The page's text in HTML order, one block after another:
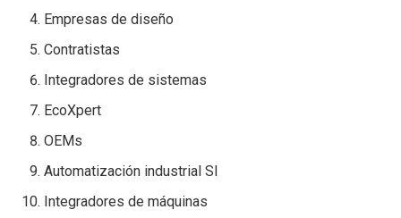
Empresas de diseño
Contratistas
Integradores de sistemas
EcoXpert
OEMs
Automatización industrial SI
Integradores de máquinas